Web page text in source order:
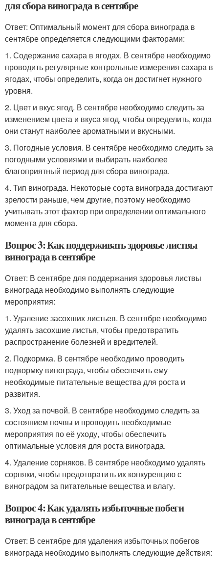
для сбора винограда в сентябре
Ответ: Оптимальный момент для сбора винограда в
сентябре определяется следующими факторами:
1. Содержание сахара в ягодах. В сентябре необходимо
проводить регулярные контрольные измерения сахара в
ягодах, чтобы определить, когда он достигнет нужного
уровня.
2. Цвет и вкус ягод. В сентябре необходимо следить за
изменением цвета и вкуса ягод, чтобы определить, когда
они станут наиболее ароматными и вкусными.
3. Погодные условия. В сентябре необходимо следить за
погодными условиями и выбирать наиболее
благоприятный период для сбора винограда.
4. Тип винограда. Некоторые сорта винограда достигают
зрелости раньше, чем другие, поэтому необходимо
учитывать этот фактор при определении оптимального
момента для сбора.
Вопрос 3: Как поддерживать здоровье листвы
винограда в сентябре
Ответ: В сентябре для поддержания здоровья листвы
винограда необходимо выполнять следующие
мероприятия:
1. Удаление засохших листьев. В сентябре необходимо
удалять засохшие листья, чтобы предотвратить
распространение болезней и вредителей.
2. Подкормка. В сентябре необходимо проводить
подкормку винограда, чтобы обеспечить ему
необходимые питательные вещества для роста и
развития.
3. Уход за почвой. В сентябре необходимо следить за
состоянием почвы и проводить необходимые
мероприятия по её уходу, чтобы обеспечить
оптимальные условия для роста винограда.
4. Удаление сорняков. В сентябре необходимо удалять
сорняки, чтобы предотвратить их конкуренцию с
виноградом за питательные вещества и влагу.
Вопрос 4: Как удалять избыточные побеги
винограда в сентябре
Ответ: В сентябре для удаления избыточных побегов
винограда необходимо выполнять следующие действия: